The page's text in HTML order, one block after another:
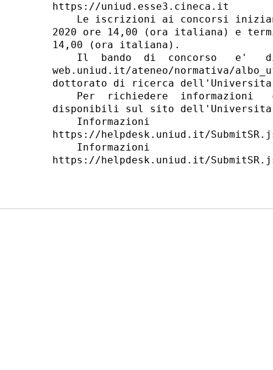
https://uniud.esse3.cineca.it
Le iscrizioni ai concorsi
2020 ore 14,00 (ora italiana) e
14,00 (ora italiana).
Il  bando  di  concorso   e'
web.uniud.it/ateneo/normativa/
dottorato di ricerca
Per  richiedere  informazioni
disponibili sul sito
Informazioni
https://helpdesk.uniud.it/
Informazioni
https://helpdesk.uniud.it/